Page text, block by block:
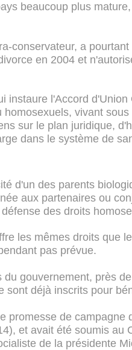
beaucoup plus
conservateur, a
en 2004 et
instaure l'Accord
homosexuels, vivant
sur le plan juridique,
dans le système de
d'un des parents
aux partenaires ou
des droits
les mêmes droits que
pas prévue.
du gouvernement, près
sont déjà inscrits pour
promesse de campagne
et avait été soumis au
de la présidente